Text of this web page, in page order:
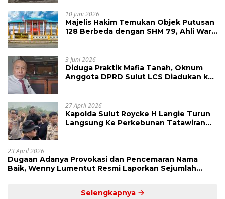
10 Juni 2026
Majelis Hakim Temukan Objek Putusan
128 Berbeda dengan SHM 79, Ahli Waris
3 Juni 2026
Diduga Praktik Mafia Tanah, Oknum
Anggota DPRD Sulut LCS Diadukan ke
27 April 2026
Kapolda Sulut Roycke H Langie Turun
Langsung Ke Perkebunan Tatawiran
23 April 2026
Dugaan Adanya Provokasi dan Pencemaran Nama
Baik, Wenny Lumentut Resmi Laporkan Sejumlah
Selengkapnya